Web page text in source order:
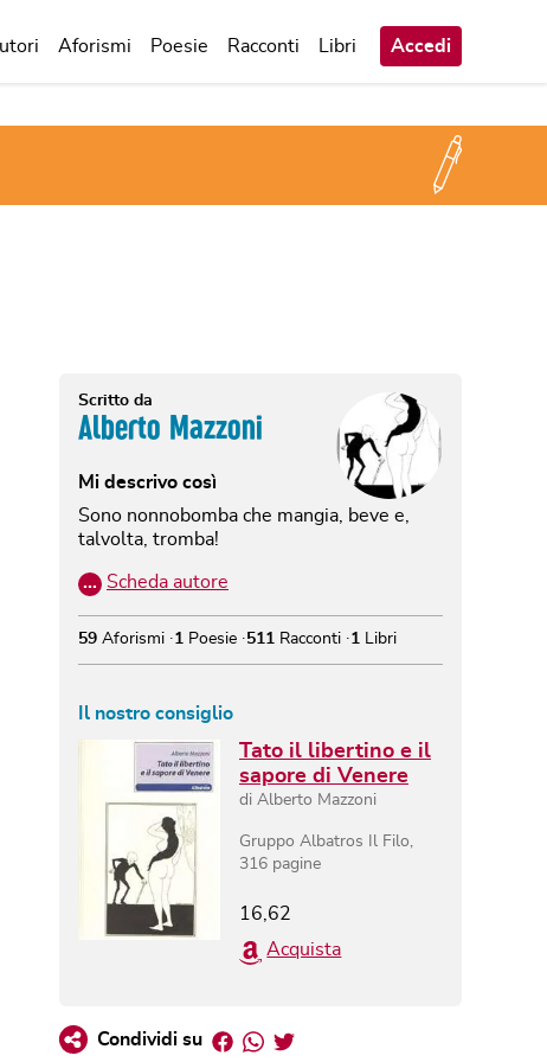
Aforismi Poesie Racconti Libri Accedi
Scritto da
Alberto Mazzoni
Mi descrivo così
Sono nonnobomba che mangia, beve e,
talvolta, tromba!
… Scheda autore
59 Aforismi 1 Poesie 511 Racconti 1 Libri
Il nostro consiglio
Tato il libertino e il
sapore di Venere
di Alberto Mazzoni
Gruppo Albatros Il Filo
316 pagine
16,62
Acquista
Condividi su Facebook
Whatsapp
Twitter